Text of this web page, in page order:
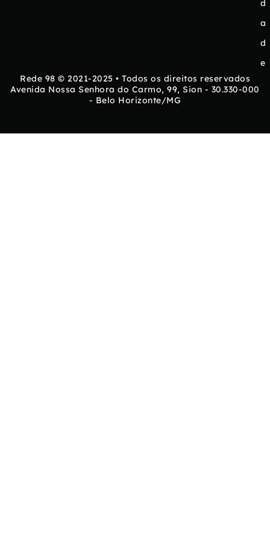
d
a
d
e
Rede 98 © 2021-2025 • Todos os direitos reservados
Avenida Nossa Senhora do Carmo, 99, Sion - 30.330-000
- Belo Horizonte/MG